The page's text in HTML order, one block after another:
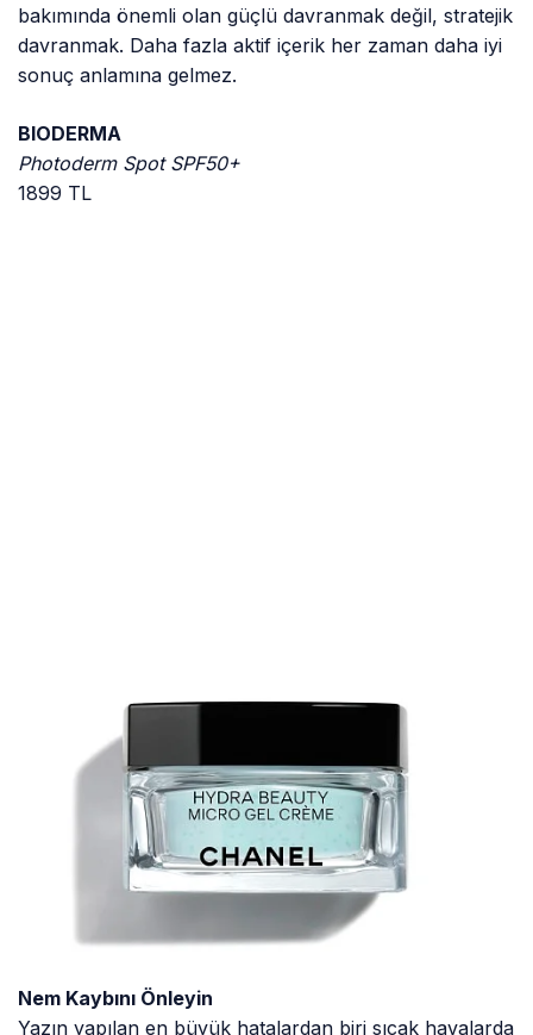
bakımında önemli olan güçlü davranmak değil, stratejik
davranmak. Daha fazla aktif içerik her zaman daha iyi
sonuç anlamına gelmez.
BIODERMA
Photoderm Spot SPF50+
1899 TL
Nem Kaybını Önleyin
Yazın yapılan en büyük hatalardan biri sıcak havalarda